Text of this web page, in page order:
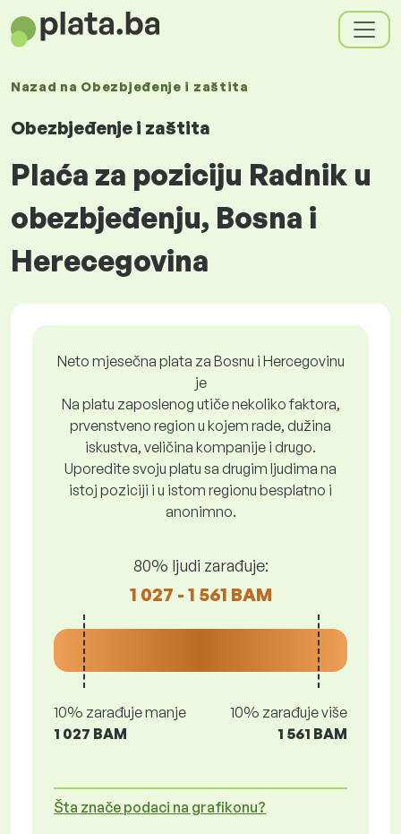
Nazad na Obezbjeđenje i zaštita
Obezbjeđenje i zaštita
Plaća za poziciju Radnik u
obezbjeđenju, Bosna i
Herecegovina
Neto mjesečna plata za Bosnu i Hercegovinu
je
Na platu zaposlenog utiče nekoliko faktora,
prvenstveno region u kojem rade, dužina
iskustva, veličina kompanije i drugo.
Uporedite svoju platu sa drugim ljudima na
istoj poziciji i u istom regionu besplatno i
anonimno.
80% ljudi zarađuje:
1 027 - 1 561 BAM
10% zarađuje manje
1 027 BAM
10% zarađuje više
1 561 BAM
Šta znače podaci na grafikonu?